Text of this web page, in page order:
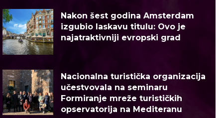
Nakon šest godina Amsterdam
izgubio laskavu titulu: Ovo je
najatraktivniji evropski grad
Nacionalna turistička organizacija
učestvovala na seminaru
Formiranje mreže turističkih
opservatorija na Mediteranu